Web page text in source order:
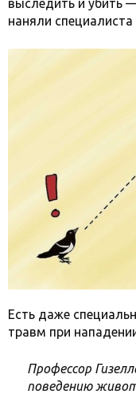
выследить и убить
наняли
Есть даже
травм при
Профессор
поведению